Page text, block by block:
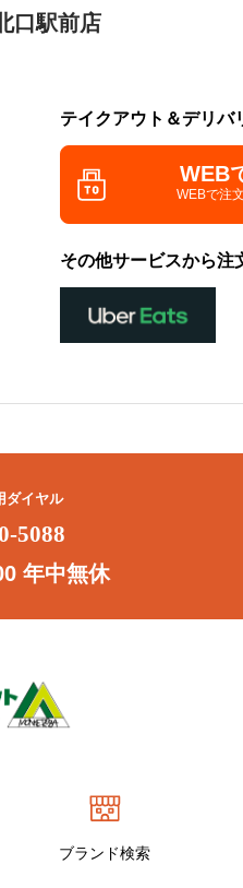
口駅前店
テイクアウト＆デリバ
WEB
WEBで注
その他サービスから注
ダイヤル
5088
年中無休
ブランド検索